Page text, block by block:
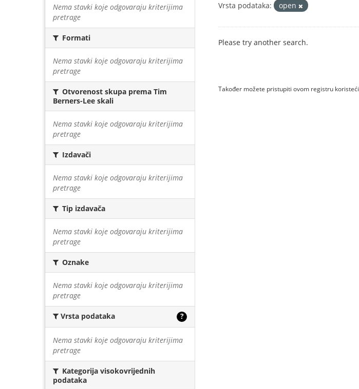
Nema stavki koje odgovaraju kriterijima
pretrage
Formati
Nema stavki koje odgovaraju kriterijima
pretrage
Otvorenost skupa prema Tim
Berners-Lee skali
Nema stavki koje odgovaraju kriterijima
pretrage
Izdavači
Nema stavki koje odgovaraju kriterijima
pretrage
Tip izdavača
Nema stavki koje odgovaraju kriterijima
pretrage
Oznake
Nema stavki koje odgovaraju kriterijima
pretrage
Vrsta podataka ?
Nema stavki koje odgovaraju kriterijima
pretrage
Kategorija visokovrijednih
podataka
Vrsta podataka:
open
Please try another search.
Također možete pristupiti ovom registru koristeći